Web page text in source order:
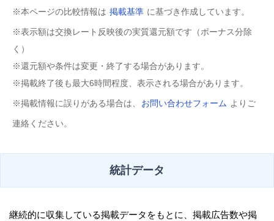
※本ページの比較情報は 掲載基準 に基づき作成しています。
※表示額は交換レート反映後の実質還元額です（ボーナス分除
く）
※還元額や条件は変更・終了する場合があります。
※掲載終了後も最大6時間程度、表示される場合があります。
※掲載情報に誤りがある場合は、 お問い合わせフォーム よりご
連絡ください。
統計データ
継続的に収集している掲載データをもとに、掲載広告数や掲